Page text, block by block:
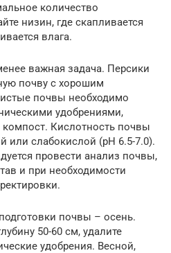
количество
низин, где скапливается
влага.
важная задача. Персики
почву с хорошим
почвы необходимо
удобрениями,
Кислотность почвы
или слабокислой (pH 6.5-7.0).
провести анализ почвы,
и при необходимости
почвы – осень.
50-60 см, удалите
удобрения. Весной,